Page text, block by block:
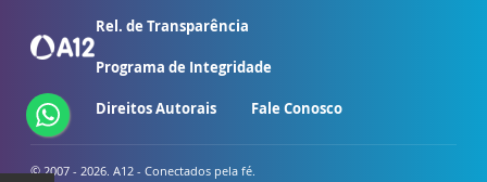
Rel. de Transparência
Programa de Integridade
Direitos Autorais Fale Conosco
© 2007 - 2026. A12 - Conectados pela fé.